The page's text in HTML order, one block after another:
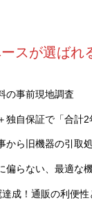
スが選ばれ
の事前現地調査
独自保証で「合計2
から旧機器の引取
偏らない、最適な
成！通販の利便